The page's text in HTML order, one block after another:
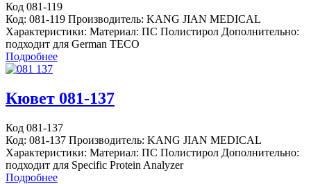
Код 081-119
Код: 081-119 Производитель: KANG JIAN MEDICAL
Характеристики: Материал: ПС Полистирол Дополнительно:
подходит для German TECO
Подробнее
Кювет 081-137
Код 081-137
Код: 081-137 Производитель: KANG JIAN MEDICAL
Характеристики: Материал: ПС Полистирол Дополнительно:
подходит для Specific Protein Analyzer
Подробнее